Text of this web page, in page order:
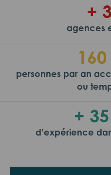
+
agences
personnes par an
ou
+
d’expérience